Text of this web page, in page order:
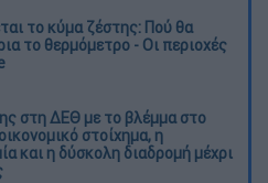
το κύμα ζέστης: Πού θα
το θερμόμετρο - Οι περιοχές
στη ΔΕΘ με το βλέμμα στο
στοίχημα, η
και η δύσκολη διαδρομή μέχρι